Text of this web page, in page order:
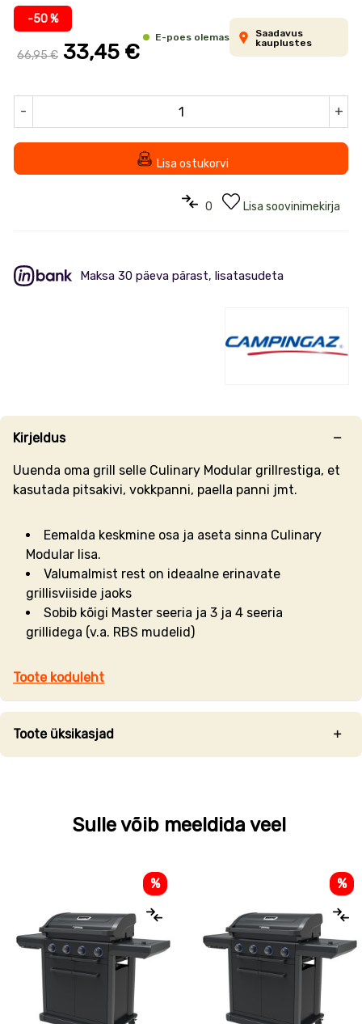
-50 %
66,95 € 33,45 €
E-poes olemas
Saadavus
kauplustes
- +
Lisa ostukorvi
0 Lisa soovinimekirja
Maksa 30 päeva pärast, lisatasudeta
Kirjeldus
Uuenda oma grill selle Culinary Modular grillrestiga, et
kasutada pitsakivi, vokkpanni, paella panni jmt.
Eemalda keskmine osa ja aseta sinna Culinary
Modular lisa.
Valumalmist rest on ideaalne erinavate
grillisviiside jaoks
Sobib kõigi Master seeria ja 3 ja 4 seeria
grillidega (v.a. RBS mudelid)
Toote koduleht
Toote üksikasjad
Sulle võib meeldida veel
% %